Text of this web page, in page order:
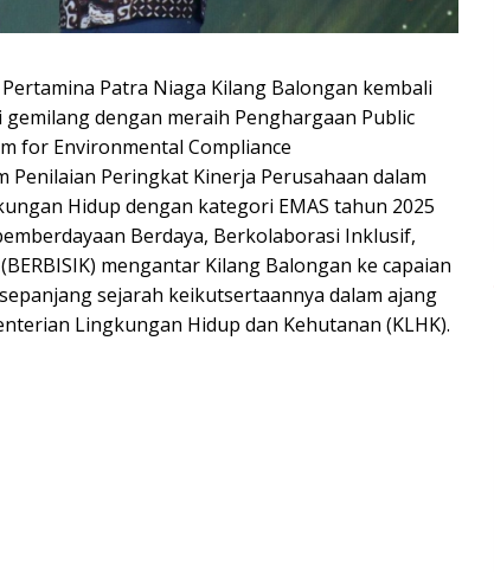
Pertamina Patra Niaga Kilang Balongan kembali
dengan meraih Penghargaan Public
for Environmental Compliance
Penilaian Peringkat Kinerja Perusahaan dalam
Hidup dengan kategori EMAS tahun 2025
Berdaya, Berkolaborasi Inklusif,
mengantar Kilang Balongan ke capaian
sejarah keikutsertaannya dalam ajang
Lingkungan Hidup dan Kehutanan (KLHK).